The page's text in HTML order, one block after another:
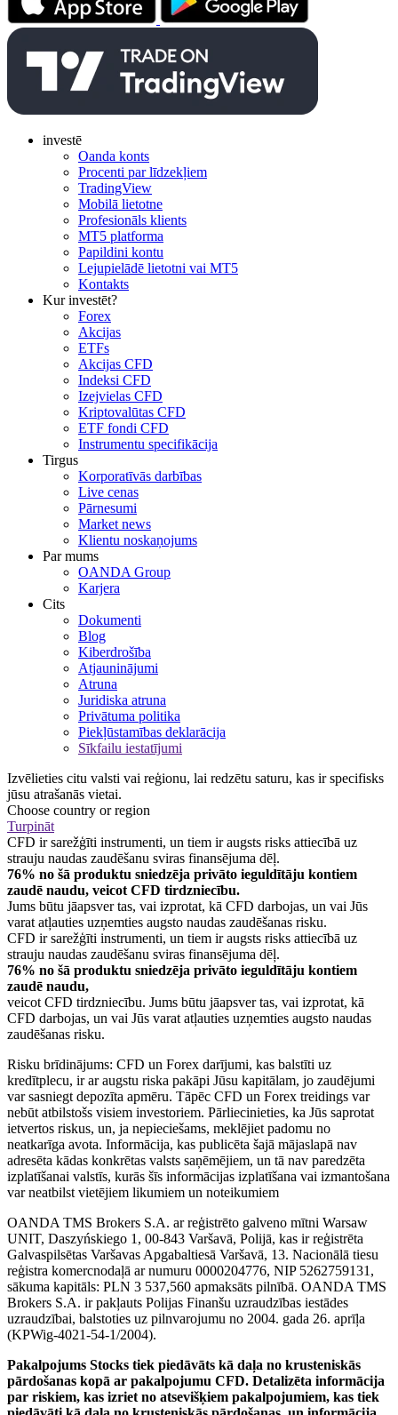
investē
Oanda konts
Procenti par līdzekļiem
TradingView
Mobilā lietotne
Profesionāls klients
MT5 platforma
Papildini kontu
Lejupielādē lietotni vai MT5
Kontakts
Kur investēt?
Forex
Akcijas
ETFs
Akcijas CFD
Indeksi CFD
Izejvielas CFD
Kriptovalūtas CFD
ETF fondi CFD
Instrumentu specifikācija
Tirgus
Korporatīvās darbības
Live cenas
Pārnesumi
Market news
Klientu noskaņojums
Par mums
OANDA Group
Karjera
Cits
Dokumenti
Blog
Kiberdrošība
Atjauninājumi
Atruna
Juridiska atruna
Privātuma politika
Piekļūstamības deklarācija
Sīkfailu iestatījumi
Izvēlieties citu valsti vai reģionu, lai redzētu saturu, kas ir specifisks
jūsu atrašanās vietai.
Choose country or region
Turpināt
CFD ir sarežģīti instrumenti, un tiem ir augsts risks attiecībā uz
strauju naudas zaudēšanu sviras finansējuma dēļ.
76% no šā produktu sniedzēja privāto ieguldītāju kontiem
zaudē naudu, veicot CFD tirdzniecību.
Jums būtu jāapsver tas, vai izprotat, kā CFD darbojas, un vai Jūs
varat atļauties uzņemties augsto naudas zaudēšanas risku.
CFD ir sarežģīti instrumenti, un tiem ir augsts risks attiecībā uz
strauju naudas zaudēšanu sviras finansējuma dēļ.
76% no šā produktu sniedzēja privāto ieguldītāju kontiem
zaudē naudu,
veicot CFD tirdzniecību. Jums būtu jāapsver tas, vai izprotat, kā
CFD darbojas, un vai Jūs varat atļauties uzņemties augsto naudas
zaudēšanas risku.
Risku brīdinājums: CFD un Forex darījumi, kas balstīti uz
kredītplecu, ir ar augstu riska pakāpi Jūsu kapitālam, jo zaudējumi
var sasniegt depozīta apmēru. Tāpēc CFD un Forex treidings var
nebūt atbilstošs visiem investoriem. Pārliecinieties, ka Jūs saprotat
ietvertos riskus, un, ja nepieciešams, meklējiet padomu no
neatkarīga avota. Informācija, kas publicēta šajā mājaslapā nav
adresēta kādas konkrētas valsts saņēmējiem, un tā nav paredzēta
izplatīšanai valstīs, kurās šīs informācijas izplatīšana vai izmantošana
var neatbilst vietējiem likumiem un noteikumiem
OANDA TMS Brokers S.A. ar reģistrēto galveno mītni Warsaw
UNIT, Daszyńskiego 1, 00-843 Varšavā, Polijā, kas ir reģistrēta
Galvaspilsētas Varšavas Apgabaltiesā Varšavā, 13. Nacionālā tiesu
reģistra komercnodaļā ar numuru 0000204776, NIP 5262759131,
sākuma kapitāls: PLN 3 537,560 apmaksāts pilnībā. OANDA TMS
Brokers S.A. ir pakļauts Polijas Finanšu uzraudzības iestādes
uzraudzībai, balstoties uz pilnvarojumu no 2004. gada 26. aprīļa
(KPWig-4021-54-1/2004).
Pakalpojums Stocks tiek piedāvāts kā daļa no krusteniskās
pārdošanas kopā ar pakalpojumu CFD. Detalizēta informācija
par riskiem, kas izriet no atsevišķiem pakalpojumiem, kas tiek